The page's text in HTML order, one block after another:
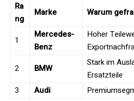
Ra
ng
Marke Warum
1
Mercedes-
Benz
Hoher
2
BMW
Stark im
Ersatzteile
3
Audi